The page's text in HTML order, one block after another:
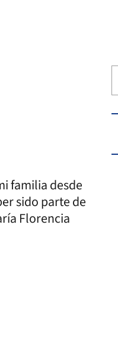
familia desde
sido parte de
Florencia